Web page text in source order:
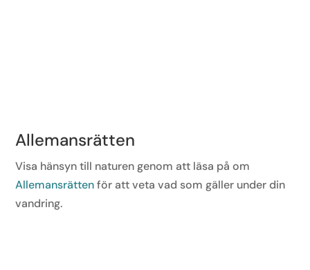
Allemansrätten
Visa hänsyn till naturen genom att läsa på om
Allemansrättenför att veta vad som gäller under din
vandring.